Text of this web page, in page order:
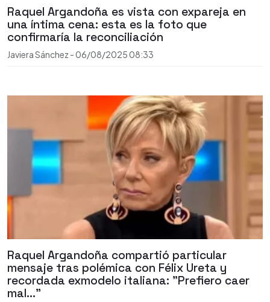
Raquel Argandoña es vista con expareja en
una íntima cena: esta es la foto que
confirmaría la reconciliación
Javiera Sánchez - 06/08/2025 08:33
Raquel Argandoña compartió particular
mensaje tras polémica con Félix Ureta y
recordada exmodelo italiana: "Prefiero caer
mal..."